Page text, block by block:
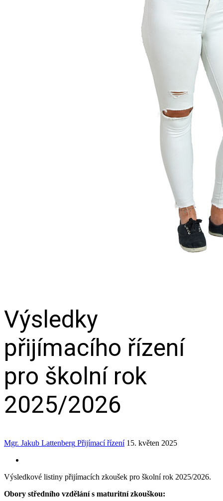
Výsledky
přijímacího řízení
pro školní rok
2025/2026
Mgr. Jakub Lattenberg Přijímací řízení 15. květen 2025
Výsledkové listiny přijímacích zkoušek pro školní rok 2025/2026.
Obory středního vzdělání s maturitní zkouškou: